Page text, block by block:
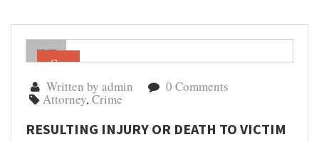
Gen
04
Written by admin 0 Comments
Attorney,Crime
RESULTING INJURY OR DEATH TO VICTIM